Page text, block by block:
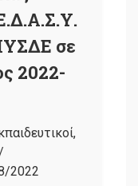
σε
2022-
,
2022